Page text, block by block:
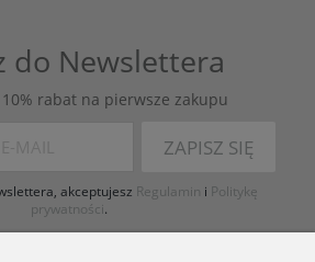
do Newslettera
rabat na pierwsze zakupu
ZAPISZ SIĘ
akceptujesz Regulamin i Politykę
prywatności.